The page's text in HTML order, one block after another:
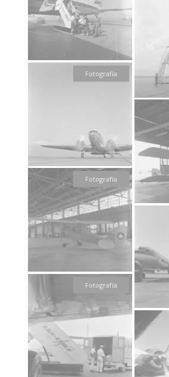
Fotografía
Fotografía
Fotografía
Fotografía